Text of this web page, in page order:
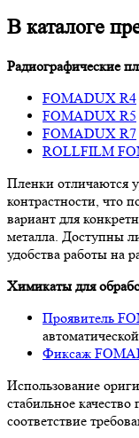
В каталоге
Радиографические
FOMADUX R4
FOMADUX R5
FOMADUX R7
ROLLFILM
Пленки отличаются
контрастности, что
вариант для
металла. Доступны
удобства работы на
Химикаты для
Проявитель
Фиксаж
Использование
стабильное
соответствие